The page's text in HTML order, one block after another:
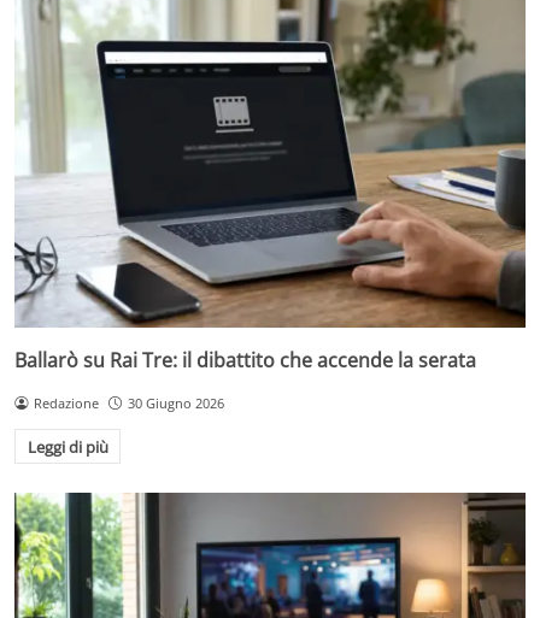
Ballarò su Rai Tre: il dibattito che accende la serata
Redazione 30 Giugno 2026
Leggi di più